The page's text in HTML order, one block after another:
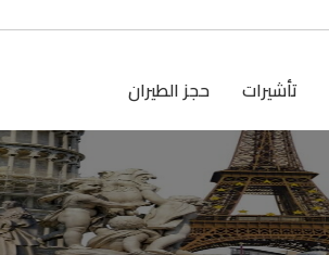
تأشيرات حجز الطيران